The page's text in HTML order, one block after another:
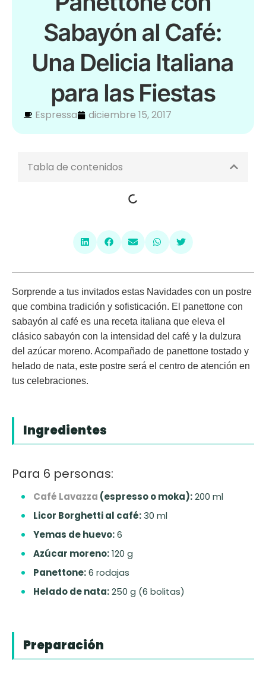
Sabayón al Café:
Una Delicia Italiana
para las Fiestas
Espressa diciembre 15, 2017
Tabla de contenidos
Sorprende a tus invitados estas Navidades con un postre
que combina tradición y sofisticación. El panettone con
sabayón al café es una receta italiana que eleva el
clásico sabayón con la intensidad del café y la dulzura
del azúcar moreno. Acompañado de panettone tostado y
helado de nata, este postre será el centro de atención en
tus celebraciones.
Ingredientes
Para 6 personas:
Café Lavazza (espresso o moka):200 ml
Licor Borghetti al café:30 ml
Yemas de huevo:6
Azúcar moreno:120 g
Panettone:6 rodajas
Helado de nata:250 g (6 bolitas)
Preparación